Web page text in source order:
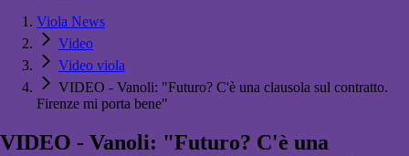
Viola News
Video
Video viola
VIDEO - Vanoli: "Futuro? C'è una clausola sul contratto.
Firenze mi porta bene"
VIDEO - Vanoli: "Futuro? C'è una